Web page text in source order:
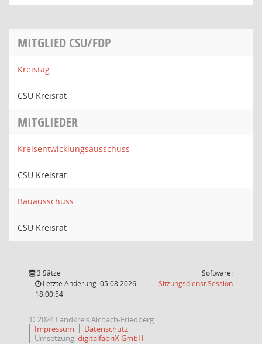
MITGLIED CSU/FDP
Kreistag
CSU Kreisrat
MITGLIEDER
Kreisentwicklungsausschuss
CSU Kreisrat
Bauausschuss
CSU Kreisrat
3 Sätze
Letzte Änderung: 05.08.2026
18:00:54
Software:
SitzungsdienstSession(Wird in
© 2024 Landkreis Aichach-Friedberg
Impressum
Datenschutz
Umsetzung:digitalfabriX GmbH